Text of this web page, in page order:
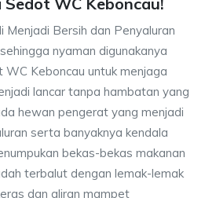
Menjadi Bersih dan Penyaluran
nyaman digunakanya
WC Keboncau untuk menjaga
lancar tanpa hambatan yang
hewan pengerat yang menjadi
serta banyaknya kendala
bekas-bekas makanan
terbalut dengan lemak-lemak
dan aliran mampet